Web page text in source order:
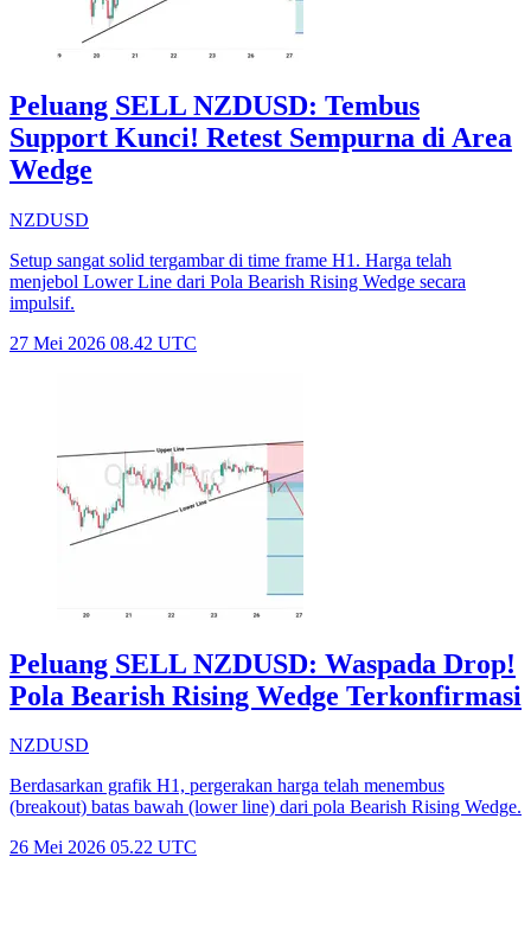
Peluang SELL NZDUSD: Tembus
Support Kunci! Retest Sempurna di Area
Wedge
NZDUSD
Setup sangat solid tergambar di time frame H1. Harga telah
menjebol Lower Line dari Pola Bearish Rising Wedge secara
impulsif.
27 Mei 2026 08.42 UTC
Peluang SELL NZDUSD: Waspada Drop!
Pola Bearish Rising Wedge Terkonfirmasi
NZDUSD
Berdasarkan grafik H1, pergerakan harga telah menembus
(breakout) batas bawah (lower line) dari pola Bearish Rising Wedge.
26 Mei 2026 05.22 UTC